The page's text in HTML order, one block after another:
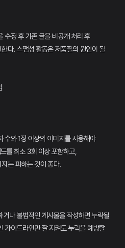
수정 후 기존 글을 비공개 처리 후
다. 스팸성 활동은 저품질의 원인이 될
수와 1장 이상의 이미지를 사용해야
를 최소 3회 이상 포함하고,
는 피하는 것이 좋다.
거나 불법적인 게시물을 작성하면 누락될
가이드라인만 잘 지켜도 누락을 예방할